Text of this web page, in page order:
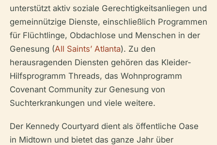
unterstützt aktiv soziale Gerechtigkeitsanliegen und
gemeinnützige Dienste, einschließlich Programmen
für Flüchtlinge, Obdachlose und Menschen in der
Genesung (All Saints’ Atlanta). Zu den
herausragenden Diensten gehören das Kleider-
Hilfsprogramm Threads, das Wohnprogramm
Covenant Community zur Genesung von
Suchterkrankungen und viele weitere.
Der Kennedy Courtyard dient als öffentliche Oase
in Midtown und bietet das ganze Jahr über